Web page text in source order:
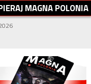
IERAJMAGNAPOLONIA